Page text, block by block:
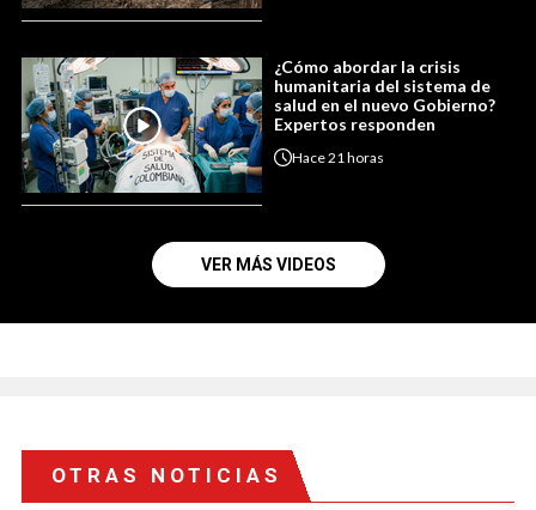
¿Cómo abordar la crisis
humanitaria del sistema de
salud en el nuevo Gobierno?
Expertos responden
Hace21 horas
VER MÁS VIDEOS
OTRAS NOTICIAS